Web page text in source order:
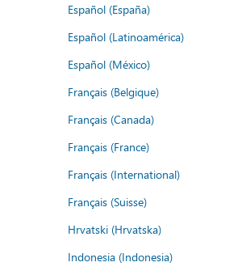
Español (España)
Español (Latinoamérica)
Español (México)
Français (Belgique)
Français (Canada)
Français (France)
Français (International)
Français (Suisse)
Hrvatski (Hrvatska)
Indonesia (Indonesia)